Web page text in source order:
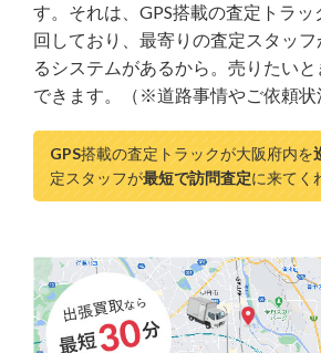
す。それは、GPS搭載の査定トラ
回しており、最寄りの査定スタッ
るシステムがあるから。売りたい
できます。（※道路事情やご依頼状
GPS搭載の査定トラックが大阪府内を
定スタッフが最短で訪問査定に来てく